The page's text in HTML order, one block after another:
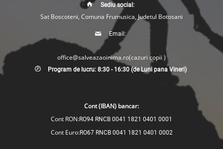
Sediu social:
Sat Boscoteni, Comuna Frumusica, Judetul Botosani
Email:
office@salveazaoinima.ro(cazuri copii )
Program de lucru: 8:30 - 16:30 (de Luni pana Vineri)
Cont (IBAN) bancar:
Cont RON:RO94 RNCB 0041 1821 0401 0001
Cont Euro:RO67 RNCB 0041 1821 0401 0002